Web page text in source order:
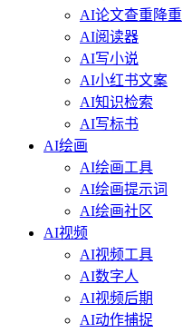
AI论文查重降重
AI阅读器
AI写小说
AI小红书文案
AI知识检索
AI写标书
AI绘画
AI绘画工具
AI绘画提示词
AI绘画社区
AI视频
AI视频工具
AI数字人
AI视频后期
AI动作捕捉